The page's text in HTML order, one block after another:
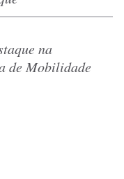
na
de Mobilidade